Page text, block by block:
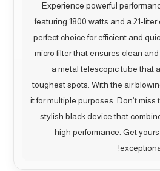
Experience powerful
featuring 1800 watts and a 21-
perfect choice for efficient and
micro filter that ensures clean
a metal telescopic tube that
toughest spots. With the air
it for multiple purposes. Don’t
stylish black device that
high performance. Get